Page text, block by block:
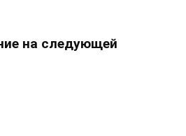
на следующей